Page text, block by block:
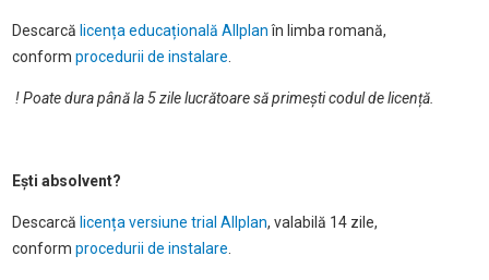
Descarcă licența educațională Allplanîn limba romană,
conform procedurii de instalare
! Poate dura până la 5 zile lucrătoare să primești codul de licență.
Ești absolvent?
Descarcă licența versiune trial Allplan, valabilă 14 zile,
conform procedurii de instalare